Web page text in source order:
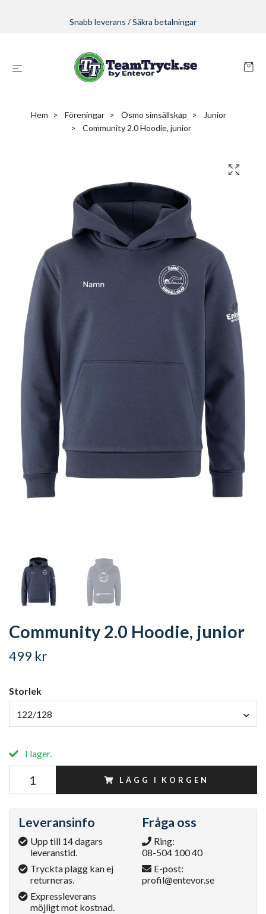
Snabb leverans / Säkra betalningar
Hem Föreningar Ösmo simsällskap
Junior
Community 2.0 Hoodie, junior
Community 2.0 Hoodie, junior
499 kr
Storlek
122/128
I lager.
LÄGG I KORGEN
Leveransinfo
Upp till 14 dagars
leveranstid.
Tryckta plagg kan ej
returneras.
Expressleverans
möjligt mot kostnad.
Fråga oss
Ring:
08-504 100 40
E-post:
profil@entevor.se